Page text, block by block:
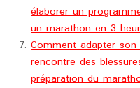
élaborer un
un marathon en 3
Comment adapter
rencontre des
préparation du